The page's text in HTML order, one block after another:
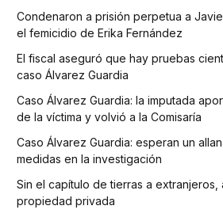
Condenaron a prisión perpetua a
el femicidio de Erika Fernández
El fiscal aseguró que hay pruebas
caso Álvarez Guardia
Caso Álvarez Guardia: la imputada
de la víctima y volvió a la Comisaría
Caso Álvarez Guardia: esperan un
medidas en la investigación
Sin el capítulo de tierras a extranjeros,
propiedad privada